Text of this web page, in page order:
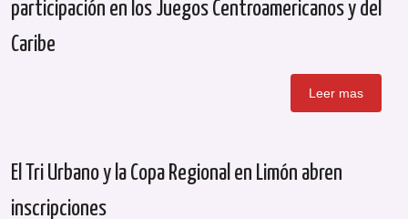
participación en los Juegos Centroamericanos y del
Caribe
Leer mas
El Tri Urbano y la Copa Regional en Limón abren
inscripciones